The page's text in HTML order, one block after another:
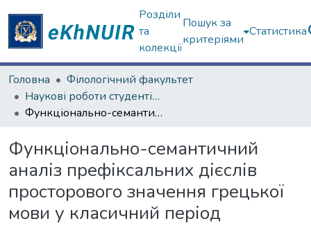
Розділи
та
колекції
Пошук за
критеріями
Статистика
Головна
Філологічний факультет
Наукові роботи студентів та аспірантів. Філологічний факультет
Функціонально-семантичний аналіз префіксальних дієслів просторового значення грецької мови у класичний період
Функціонально-семантичний
аналіз префіксальних дієслів
просторового значення грецької
мови у класичний період